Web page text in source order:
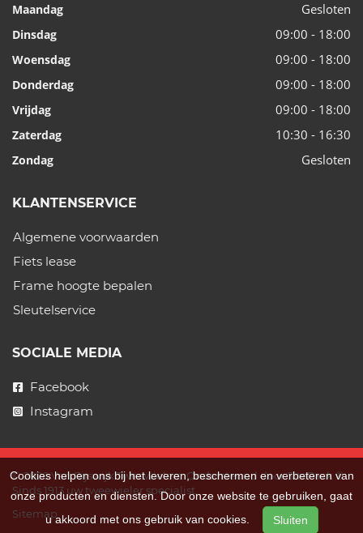
Maandag Gesloten
Dinsdag 09:00 - 18:00
Woensdag 09:00 - 18:00
Donderdag 09:00 - 18:00
Vrijdag 09:00 - 18:00
Zaterdag 10:30 - 16:30
Zondag Gesloten
KLANTENSERVICE
Algemene voorwaarden
Fiets lease
Frame hoogte bepalen
Sleutelservice
SOCIALE MEDIA
Facebook
Instagram
© 2026 Van Rijswijk Tweewielers. Ondersteund doorSitePack ®
Sinds 1913 uw tweewieler specialist.
Sitemap
Cookies helpen ons bij het leveren, beschermen en verbeteren van
onze producten en diensten. Door onze website te gebruiken, gaat
u akkoord met ons gebruik van cookies.
Sluiten